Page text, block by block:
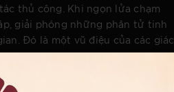
thủ công. Khi ngọn lửa chạm
giải phóng những phân tử tinh
Đó là một vũ điệu của các giác